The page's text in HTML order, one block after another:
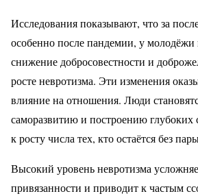
Исследования показывают, что за
особенно после пандемии, у молодёжи
снижение добросовестности и
росте невротизма. Эти изменения
влияние на отношения. Люди
саморазвитию и построению глубоких
к росту числа тех, кто остаётся без
Высокий уровень невротизма
привязанности и приводит к частым